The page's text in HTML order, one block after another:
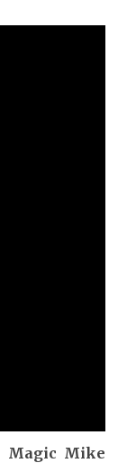
Magic Mike